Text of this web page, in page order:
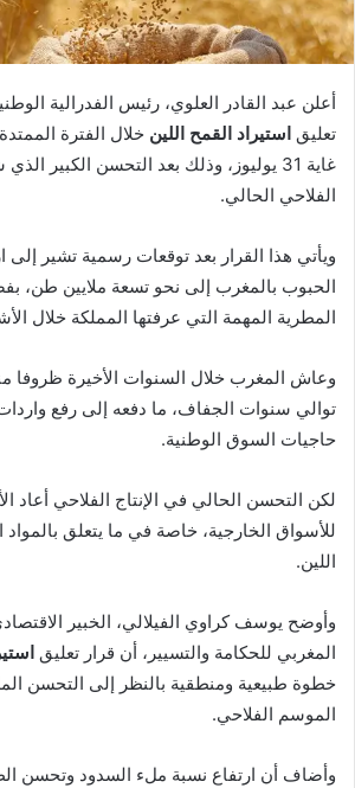
أعلن عبد القادر العلوي، رئيس الفدرالية
تعليق استيراد القمح اللين خلال الفترة
غاية 31 يوليوز، وذلك بعد التحسن الكبير
الفلاحي الحالي.
ويأتي هذا القرار بعد توقعات رسمية تشير
الحبوب بالمغرب إلى نحو تسعة ملايين طن،
المطرية المهمة التي عرفتها المملكة خلال
وعاش المغرب خلال السنوات الأخيرة ظروفا
توالي سنوات الجفاف، ما دفعه إلى رفع
حاجيات السوق الوطنية.
لكن التحسن الحالي في الإنتاج الفلاحي أعاد
للأسواق الخارجية، خاصة في ما يتعلق
اللين.
وأوضح يوسف كراوي الفيلالي، الخبير
المغربي للحكامة والتسيير، أن قرار تعليق
خطوة طبيعية ومنطقية بالنظر إلى التحسن
الموسم الفلاحي.
وأضاف أن ارتفاع نسبة ملء السدود وتحسن